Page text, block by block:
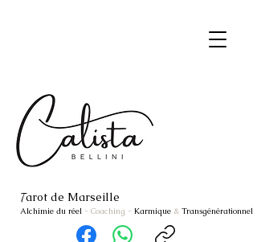
Tarot de Marseille
Alchimie du réel - Coaching - Karmique & Transgénérationnel